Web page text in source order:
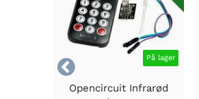
 På lager
Opencircuit Infrarød